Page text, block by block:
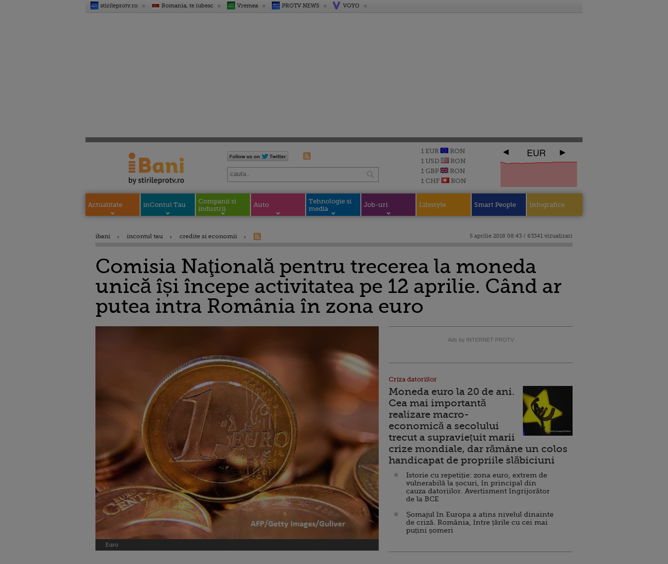
stirileprotv.ro Romania, te iubesc Vremea PROTV NEWS VOYO
1 EUR
RON
1 USD
RON
1 GBP
RON
1 CHF
RON
EUR
Actualitate inContul Tau
Companii si
industrii
Auto
Tehnologie si
media
Job-uri Lifestyle Smart People Infografice
ibani incontul tau credite si economii 5 aprilie 2018 08:43 / 63341 vizualizari
Comisia Naţională pentru trecerea la moneda
unică își începe activitatea pe 12 aprilie. Când ar
putea intra România în zona euro
Euro
Ads by INTERNET PROTV
Criza datoriilor
Moneda euro la 20 de ani.
Cea mai importantă
realizare macro-
economică a secolului
trecut a supraviețuit marii
crize mondiale, dar rămâne un colos
handicapat de propriile slăbiciuni
Istorie cu repetiție: zona euro, extrem de
vulnerabilă la șocuri, în principal din
cauza datoriilor. Avertisment îngrijorător
de la BCE
Șomajul în Europa a atins nivelul dinainte
de criză. România, între țările cu cei mai
puțini șomeri